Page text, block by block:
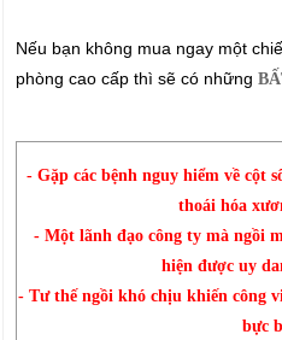
Nếu bạn không mua ngay một
phòng cao cấp thì sẽ có những
- Gặp các bệnh nguy hiểm về cột
thoái hóa
- Một lãnh đạo công ty mà ngồi
hiện được uy
- Tư thế ngồi khó chịu khiến công
bực